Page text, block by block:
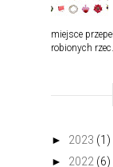
miejsce
robionych rzec...
► 2023 (1)
► 2022 (6)